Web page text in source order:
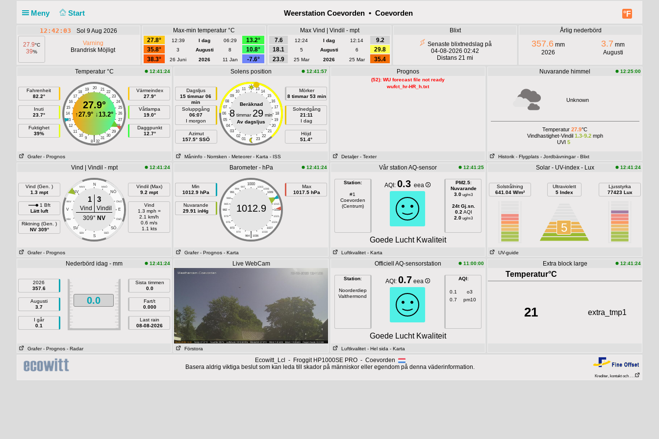
Meny Start °F
Weerstation Coevorden • Coevorden
12:42:04
Sol 9 Aug 2026
27.9°C
39%
Varning
Brandrisk Möjligt
Max-min temperatur °C
27.8°
12:39 I dag 06:29
13.2°
35.8°
3 Augusti 8
10.8°
38.3°
26 Juni 2026 11 Jan -7.6°
Max Vind | Vindil - mpt
7.6
12:24 I dag 12:14
9.2
18.1
5 Augusti 6
29.8
23.9
25 Mar 2026 25 Mar 35.4
Blixt
Senaste blixtnedslag på
04-08-2026 02:42
Distans 21 mi
Årlig nederbörd
357.6 mm
2026
3.7 mm
Augusti
Temperatur °C 12:41:24
Fahrenheit
82.2°
Inuti
23.7°
Fuktighet
39%
20
19 21
18
22
17
23
16
24
15
25
14
26
13
27
12
28
11
29
10
30
9 31
|
8 32
27.9°
↑27.9° ↓13.2°
Värmeindex
27.9°
Våtlampa
19.0°
Daggpunkt
12.7°
Grafer - Prognos
Solens position 12:41:57
Dagsljus
15 timmar 06
min
Soluppgång
06:07
I morgon
Azimut
157.5° SSÖ
11 13
10
14
09
15
08
16
07
17
06
18
05
19
04
20
03
21
02
22
01 23
Beräknad
8 timmar 29 min
Av dagsljus
Mörker
8 timmar 53 min
Solnedgång
21:11
I dag
Höjd
51.4°
Måninfo - Norrsken - Meteorer - Karta - ISS
Prognos
(52): WU forecast file not ready
wufct_hr-HR_h.txt
Detaljer - Texter
Nuvarande himmel 12:25:00
Unknown
Temperatur 27.9°C
Vindhastighet-Vindil 1.3-9.2mph
UVI 5
Historik - Flygplats - Jordbävningar - Blixt
Vind | Vindil - mpt 12:41:24
Vind (Gen. )
1.3 mpt
1 Bft
Lätt luft
Riktning (Gen. )
NV 309°
N
NNV NNÖ
NV NÖ
VNV ÖNÖ
V E
VSV ÖSÖ
SV SÖ
SSV SSÖ
S
1 3
Vind
Vindil
309° NV
Vindil (Max)
9.2 mpt
Vind
1.3 mph =
2.1 km/h
0.6 m/s
1.1 kts
Grafer - Prognos
Barometer - hPa 12:41:24
Min
1012.9 hPa
Nuvarande
29.91 inHg
1000
997 1003
994
1006
991
1009
988
1012
985
1015
982
1018
979
1021
976
1024
973
1027
970
1030
|
964 1036
1012.9
Max
1017.5 hPa
Grafer - Prognos - Karta
Vår station AQ-sensor 12:41:25
Station:
#1
Coevorden
(Centrum)
AQI: 0.3 eea PM2.5:
Nuvarande
3.0 ug/m3
24t Gj.sn.
0.2 AQI
2.0 ug/m3
Goede Lucht Kwaliteit
Luftkvalitet - Karta
Solar - UV-index - Lux 12:41:24
Solstrålning
641.04 W/m²
Ultraviolett
5 Index
5
Ljusstyrka
77423 Lux
UV-guide
Nederbörd idag - mm 12:41:24
2026
357.6
Augusti
3.7
I går
0.1
0.0
Sista timmen
0.0
Fart/t
0.000
Last rain
08-08-2026
Grafer - Prognos - Radar
Live WebCam
Förstora
Officiell AQ-sensorstation 11:00:00
Station:
Noorderdiep
Valthermond
AQI: 0.7 eea AQI:
0.1
o3
0.7
pm10
Goede Lucht Kwaliteit
Luftkvalitet - Hel sida - Karta
Extra block large 12:41:24
Temperatur°C
21 extra_tmp1
Ecowitt_Lcl - Froggit HP1000SE PRO - Coevorden
Basera aldrig viktiga beslut som kan leda till skador på människor eller egendom på denna väderinformation.
Krediter, kontakt och . . .